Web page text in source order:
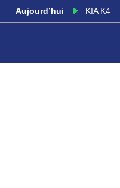
Aujourd’hui KIA K4